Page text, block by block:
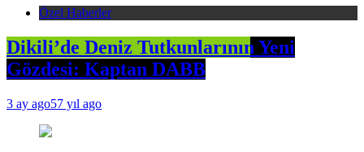
Özel Haberler
Dikili’de Deniz Tutkunlarının Yeni
Gözdesi: Kaptan DABB
3 ay ago57 yıl ago